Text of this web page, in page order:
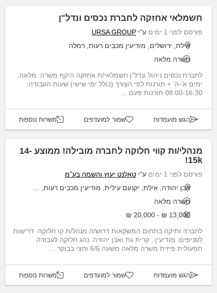
חשמלאי אחזקה לחברת נכסים ונדל"ן
פורסם לפני 1 ימים ע"י URSA GROUP
אילת, ירושלים, מודיעין מכבים רעות, רמלה
משרה מלאה
לחברת נכסים ניהול ונדל"ן חשמלאי/ת אחזקה היקף משרה: מלאה,
ימים א’-ה’ + תורנות לפי הצורך (כולל ימי שישי) שעות העבודה:
08:00-16:30 תורנות פעם ...
הגש מועמדות שמור למועדפים משרות נוספות
מנהלי/ות קווי חלוקה לחברה מובילה! ממוצע 14-
15k!
פורסם לפני 1 ימים ע"י טאלנט יעוץ והשמה בע"מ
אבן יהודה, אילת, יקנעם עילית, מודיעין מכבים רעות, קריית גת
משרה מלאה
13,000 ₪ - 20,000 ₪
לחברה ותיקה בתחום המשקאות דרוש/ה מנהל/ת קו חלוקה. דרישות
לסניפים: מודיעין , קרית גת ואבן יהודה. נהג חלוקה לעבודה
תפעולית פיזית משרה מלאה משעה 6/6 וחצי בבוקר....
הגש מועמדות שמור למועדפים משרות נוספות